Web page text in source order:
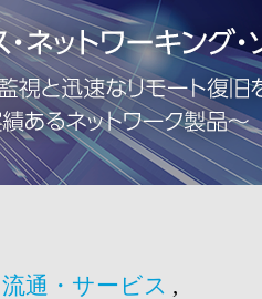
流通・サービス ,